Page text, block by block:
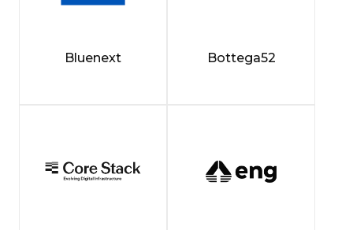
Bluenext Bottega52